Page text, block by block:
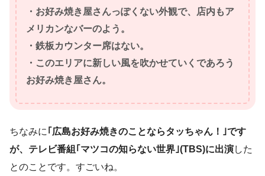
・お好み焼き屋さんっぽくない外観で、店内もア
メリカンなバーのよう。
・鉄板カウンター席はない。
・このエリアに新しい風を吹かせていくであろう
お好み焼き屋さん。
ちなみに ｢広島お好み焼きのことならタッちゃん！｣です
が、テレビ番組｢マツコの知らない世界｣(TBS)に出演した
とのことです。すごいね。